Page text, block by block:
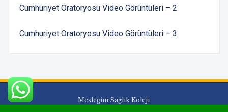
Cumhuriyet Oratoryosu Video Görüntüleri – 2
Cumhuriyet Oratoryosu Video Görüntüleri – 3
Mesleğim Sağlık Koleji